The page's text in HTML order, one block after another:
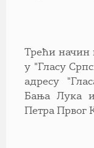
Трећи начин
у "Гласу
адресу
Бања Лука
Петра Првог